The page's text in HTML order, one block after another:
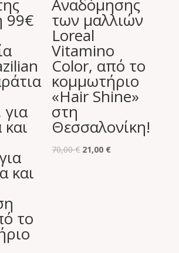
99€
και
το
Αναδόμησης
των μαλλιών
Loreal
Vitamino
Color, από το
κομμωτήριο
«Hair Shine»
στη
Θεσσαλονίκη!
70,00€ Original
21,00 €